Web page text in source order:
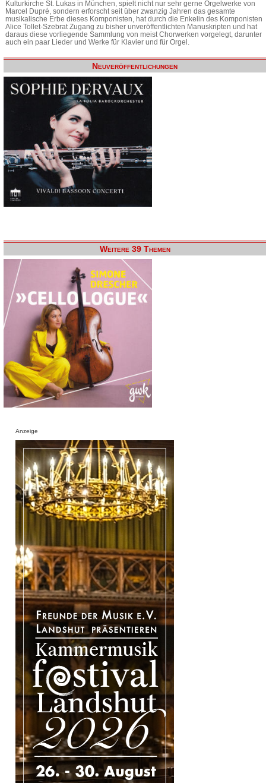
Kulturkirche St. Lukas in München, spielt nicht nur sehr gerne Orgelwerke von
Marcel Dupré, sondern erforscht seit über zwanzig Jahren das gesamte
musikalische Erbe dieses Komponisten, hat durch die Enkelin des Komponisten
Alice Tollet-Szebrat Zugang zu bisher unveröffentlichten Manuskripten und hat
daraus diese vorliegende Sammlung von meist Chorwerken vorgelegt, darunter
auch ein paar Lieder und Werke für Klavier und für Orgel.
Neuveröffentlichungen
Weitere 39 Themen
Anzeige